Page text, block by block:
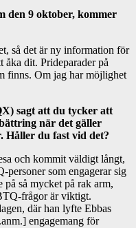
den 9 oktober, kommer
så det är ny information för
dit. Prideparader på
finns. Om jag har möjlighet
sagt att du tycker att
när det gäller
du fast vid det?
och kommit väldigt långt,
personer som engagerar sig
så mycket på rak arm,
frågor är viktigt.
där han lyfte Ebbas
engagemang för